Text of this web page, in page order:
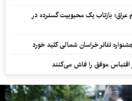
عراق؛ بازتاب یک محبوبیت گسترده در
تئاتر خراسان شمالی کلید خورد
اقتباس موفق را فاش می‌کنند